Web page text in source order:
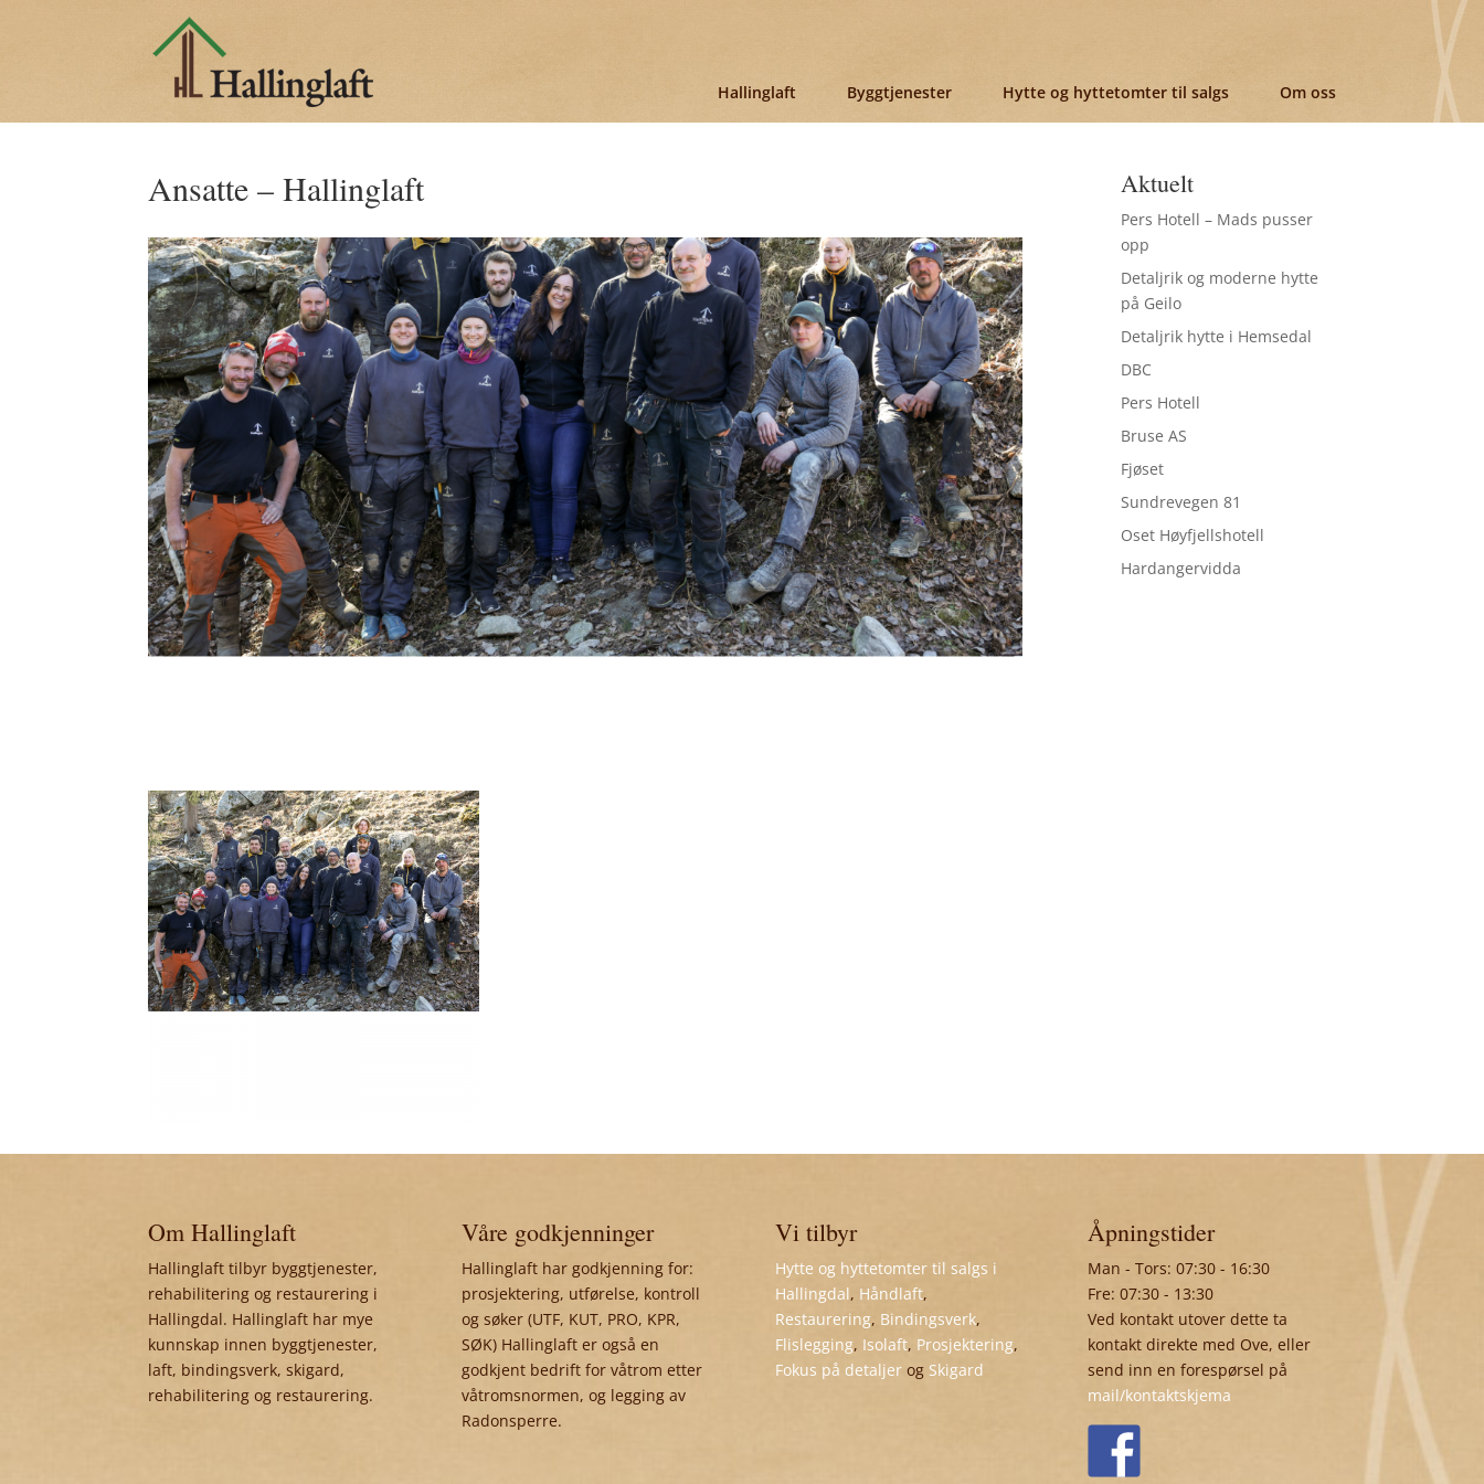
Hallinglaft Byggtjenester Hytte og hyttetomter til salgs Om oss
Ansatte – Hallinglaft Aktuelt
Pers Hotell – Mads pusser
opp
Detaljrik og moderne hytte
på Geilo
Detaljrik hytte i Hemsedal
DBC
Pers Hotell
Bruse AS
Fjøset
Sundrevegen 81
Oset Høyfjellshotell
Hardangervidda
Om Hallinglaft
Hallinglaft tilbyr byggtjenester,
rehabilitering og restaurering i
Hallingdal. Hallinglaft har mye
kunnskap innen byggtjenester,
laft, bindingsverk, skigard,
rehabilitering og restaurering.
Våre godkjenninger
Hallinglaft har godkjenning for:
prosjektering, utførelse, kontroll
og søker (UTF, KUT, PRO, KPR,
SØK) Hallinglaft er også en
godkjent bedrift for våtrom etter
våtromsnormen, og legging av
Radonsperre.
Vi tilbyr
Hytte og hyttetomter til salgs i
Hallingdal, Håndlaft,
Restaurering, Bindingsverk,
Flislegging, Isolaft, Prosjektering,
Fokus på detaljerog Skigard
Åpningstider
Man - Tors: 07:30 - 16:30
Fre: 07:30 - 13:30
Ved kontakt utover dette ta
kontakt direkte med Ove, eller
send inn en forespørsel på
mail/kontaktskjema